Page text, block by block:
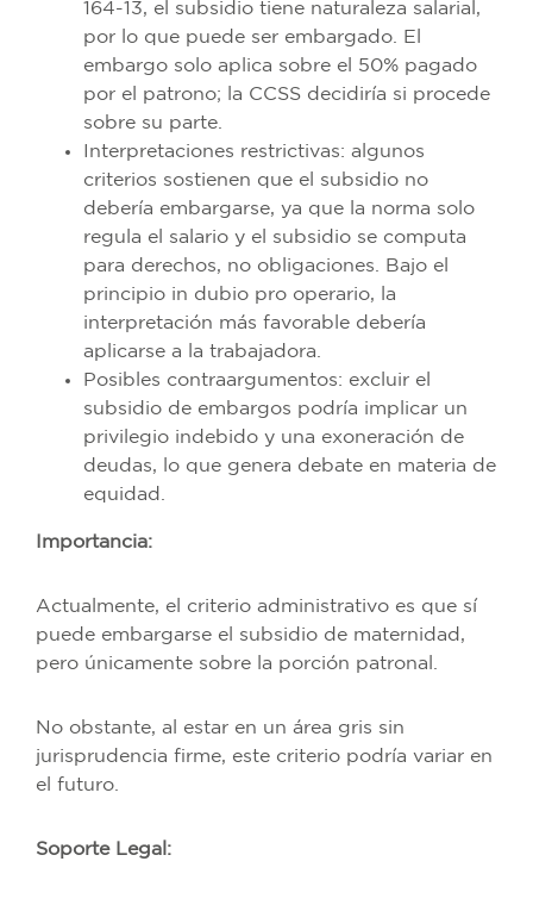
164-13, el subsidio tiene naturaleza salarial,
por lo que puede ser embargado. El
embargo solo aplica sobre el 50% pagado
por el patrono; la CCSS decidiría si procede
sobre su parte.
Interpretaciones restrictivas: algunos
criterios sostienen que el subsidio no
debería embargarse, ya que la norma solo
regula el salario y el subsidio se computa
para derechos, no obligaciones. Bajo el
principio in dubio pro operario, la
interpretación más favorable debería
aplicarse a la trabajadora.
Posibles contraargumentos: excluir el
subsidio de embargos podría implicar un
privilegio indebido y una exoneración de
deudas, lo que genera debate en materia de
equidad.
Importancia:
Actualmente, el criterio administrativo es que sí
puede embargarse el subsidio de maternidad,
pero únicamente sobre la porción patronal.
No obstante, al estar en un área gris sin
jurisprudencia firme, este criterio podría variar en
el futuro.
Soporte Legal: